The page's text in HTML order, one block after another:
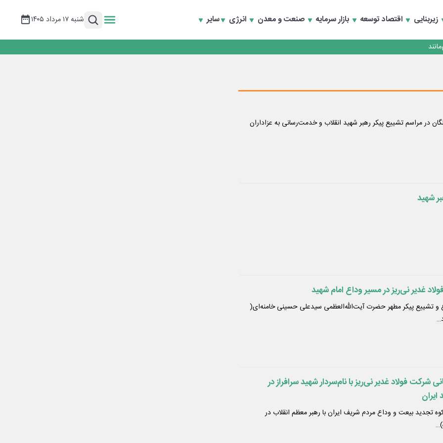
زیربنایی اقتصاد توسعه بازار سرمایه صنعت و معدن انرژی سایر شنبه ۱۷ مرداد ۱۴۰۵
در مراسم تشییع پیکر رهبر شهید انقلاب و خدمت‌رسانی به عزاداران
شهید
غدیر نی‌ریز در مسیر وداع امام شهید
و تشییع پیکر مطهر حضرت آیت‌الله‌العظمی سیدعلی حسینی خامنه‌ای(
فولاد غدیر نی‌ریز با نام‌‌سردار شهید سرافراز در
تجدید بیعت و وداع مردم شریف ایران با رهبر معظم انقلاب در